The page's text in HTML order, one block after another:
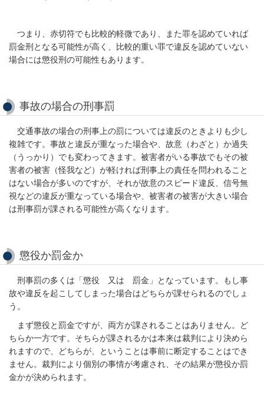
つまり、赤切符でも比較的軽微であり、また罪を認めていれば
罰金刑となる可能性が高く、比較的重い罪で違反を認めていない
場合には懲役刑の可能性もあります。
事故の場合の刑事罰
交通事故の場合の刑事上の罰については違反のときよりも少し
複雑です。事故と違反が重なった場合や、故意（わざと）か過失
（うっかり）でも変わってきます。被害者がいる事故でもその被
害者の被害（怪我など）が軽ければ刑事上の責任を問われること
はない場合が多いのですが、それが故意のスピード違反、信号無
視などの違反が重なっている場合や、被害者の被害が大きい場合
は刑事罰が課される可能性が高くなります。
懲役か罰金か
刑事罰の多くは「懲役 又は 罰金」となっています。もし事
故や違反を起こしてしまった場合はどちらが課せられるのでしょ
う。
まず懲役と罰金ですが、両方が課されることはありません。ど
ちらか一方です。そちらが課されるかは本来は裁判により決めら
れますので、どちらが、ということは事前に断定することはでき
ません。裁判により個別の事情が考慮され、その結果が懲役か罰
金かが決められます。